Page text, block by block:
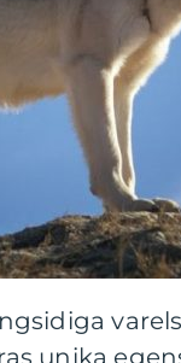
unika